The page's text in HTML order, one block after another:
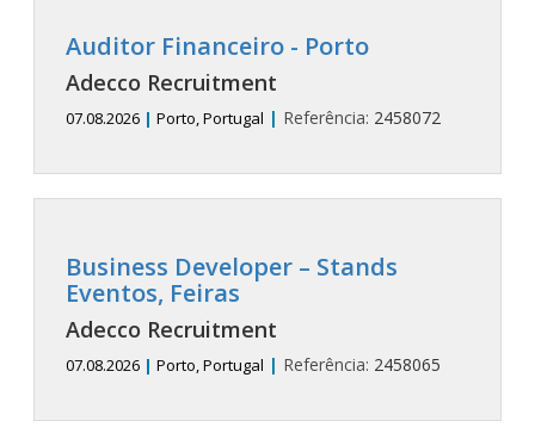
Auditor Financeiro - Porto
Adecco Recruitment
07.08.2026 | Porto, Portugal | Referência: 2458072
Business Developer – Stands
Eventos, Feiras
Adecco Recruitment
07.08.2026 | Porto, Portugal | Referência: 2458065